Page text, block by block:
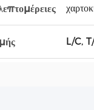
L/C,